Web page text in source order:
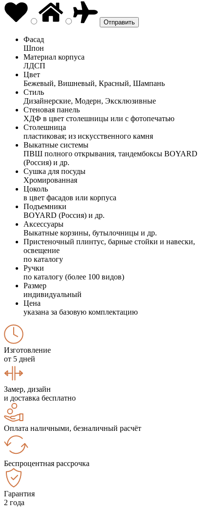
Фасад
Шпон
Материал корпуса
ЛДСП
Цвет
Бежевый, Вишневый, Красный, Шампань
Стиль
Дизайнерские, Модерн, Эксклюзивные
Стеновая панель
ХДФ в цвет столешницы или с фотопечатью
Столешница
пластиковая; из искусственного камня
Выкатные системы
ПВШ полного открывания, тандембоксы BOYARD
(Россия) и др.
Сушка для посуды
Хромированная
Цоколь
в цвет фасадов или корпуса
Подъемники
BOYARD (Россия) и др.
Аксессуары
Выкатные корзины, бутылочницы и др.
Пристеночный плинтус, барные стойки и навески,
освещение
по каталогу
Ручки
по каталогу (более 100 видов)
Размер
индивидуальный
Цена
указана за базовую комплектацию
Изготовление
от 5 дней
Замер, дизайн
и доставка бесплатно
Оплата наличными, безналичный расчёт
Беспроцентная рассрочка
Гарантия
2 года